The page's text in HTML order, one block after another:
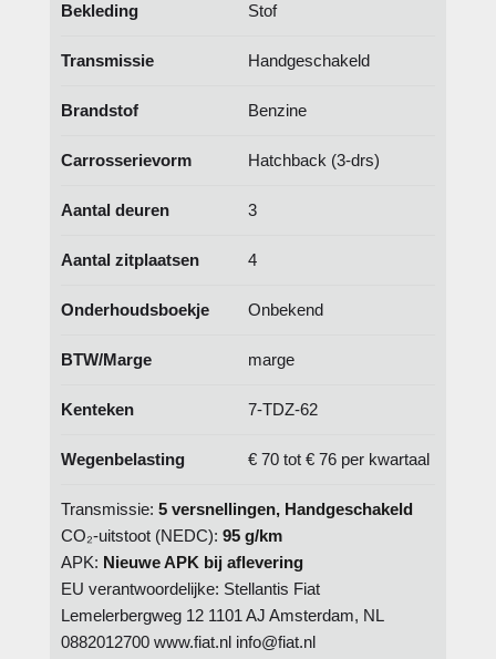
Bekleding Stof
Transmissie Handgeschakeld
Brandstof Benzine
Carrosserievorm Hatchback (3-drs)
Aantal deuren 3
Aantal zitplaatsen 4
Onderhoudsboekje Onbekend
BTW/Marge marge
Kenteken 7-TDZ-62
Wegenbelasting € 70 tot € 76 per kwartaal
Transmissie:5 versnellingen, Handgeschakeld
CO₂-uitstoot (NEDC):95 g/km
APK: Nieuwe APK bij aflevering
EU verantwoordelijke: Stellantis Fiat
Lemelerbergweg 12 1101 AJ Amsterdam, NL
0882012700 www.fiat.nl info@fiat.nl